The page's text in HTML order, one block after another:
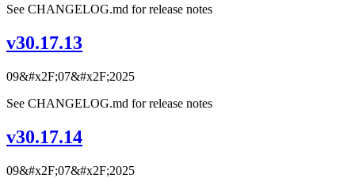
See CHANGELOG.md for release notes
v30.17.13
09&#x2F;07&#x2F;2025
See CHANGELOG.md for release notes
v30.17.14
09&#x2F;07&#x2F;2025